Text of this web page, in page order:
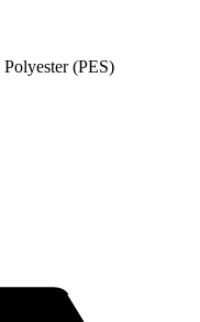
Polyester (PES)